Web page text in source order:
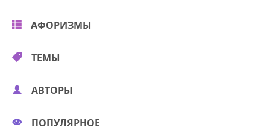
АФОРИЗМЫ
ТЕМЫ
АВТОРЫ
ПОПУЛЯРНОЕ